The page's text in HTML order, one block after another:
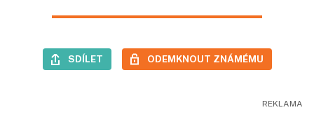
SDÍLET ODEMKNOUT ZNÁMÉMU